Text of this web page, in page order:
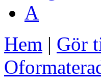
A
Hem | Gör